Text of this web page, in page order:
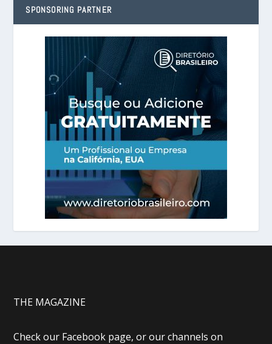
SPONSORING PARTNER
THE MAGAZINE
Check our Facebook page, or our channels on